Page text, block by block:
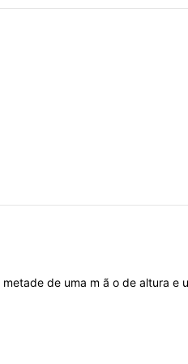
metadede uma mãodealturae